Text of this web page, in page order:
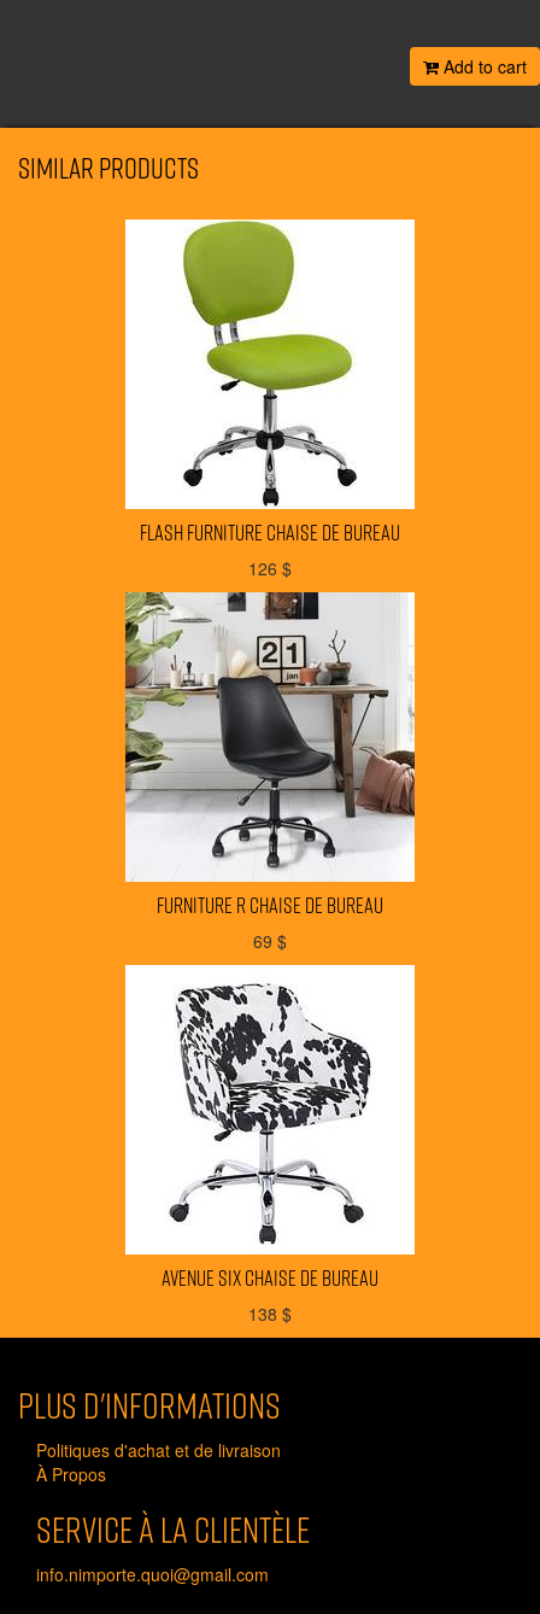
Add to cart
Similar products
FLASH FURNITURE chaise de bureau
126 $
FURNITURE R chaise de bureau
69 $
AVENUE SIX chaise de bureau
138 $
Plus d'informations
Politiques d'achat et de livraison
À Propos
Service à la clientèle
info.nimporte.quoi@gmail.com